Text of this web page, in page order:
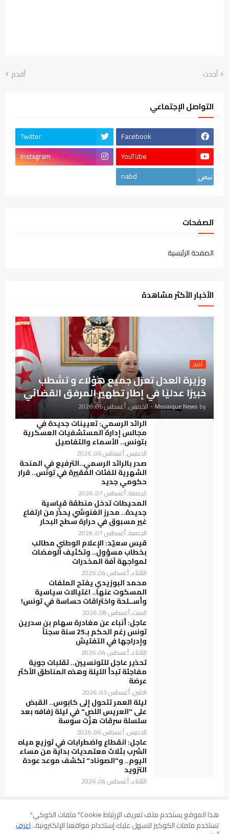
أحدث أقدم
التواصل الإجتماعي
Facebook
Twitter
YouTube
Instagram
nabd
الصفحات
الصفحة الرئيسية
الأخبار الأكثر مشاهدة
أخبار
وزيرة العدل تعزل جميع هؤلاء و تشطب
خبيرًا عدليًا في إطار تطهير المرفق القضائي
by
Mosaique News
- الخميس, أغسطس 06, 2026
الرائد الرسمي: تعيينات جديدة في
مجالس إدارة المستشفيات العسكرية
بتونس.. الأسماء والتفاصيل
الخميس, أغسطس 06, 2026
صدر بالرائد الرسمي..الترفيع في المنحة
الشهرية للفئات الفقيرة في تونس.. قرار
حكومي جديد
الجمعة, أغسطس 07, 2026
المحيطات تدخل منطقة قياسية
جديدة.. محرز الغنوشي يحذّر من ارتفاع
غير مسبوق في حرارة سطح البحار
الجمعة, أغسطس 07, 2026
قيس سعيّد: الإعلام الوطني مطالب
بخطاب مسؤول.. وتكثيف الومضات
لمواجهة آفة المخدرات
الثلاثاء, أغسطس 04, 2026
محمد البوزيدي يفتح الملفات
المسكوت عنها.. اغتيالات سياسية
وأســلحة واختراقات حساسة في تونس!
السبت, أغسطس 08, 2026
عاجل: أنباء عن مغادرة سهام بن سدرين
تونس رغم الحكم بـ25 سنة سجناً
وإدراجها في التفتيش
الثلاثاء, أغسطس 04, 2026
تحذير عاجل للتونسيين.. تقلبات جوية
مفاجئة تبدأ الليلة وهذه المناطق الأكثر
عرضة
الاثنين, أغسطس 03, 2026
ليلة العمر تتحول إلى كابوس.. القبض
على "العريس اللص" في ليلة زفافه بعد
سلسلة سرقات هزّت سوسة
الخميس, أغسطس 06, 2026
عاجل: انقطاع واضطرابات في توزيع مياه
الشرب بثلاث معتمديات بداية من مساء
اليوم.. و"الصوناد" تكشف موعد عودة
التزويد
الثلاثاء, أغسطس 04, 2026
سياسة الخصوصية شروط الإستخدام إخلاء المسؤولية
هذا الموقع يستخدم ملف تعريف الإرتباط Cookie" ملفات الكوكي"
تستخدم ملفات الكوكيز لتسهل عليك إستخدام مواقعنا الإلكترونية..اعرف